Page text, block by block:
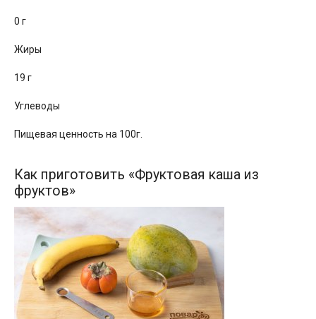
0 г
Жиры
19 г
Углеводы
Пищевая ценность на 100г.
Как приготовить «Фруктовая каша из
фруктов»